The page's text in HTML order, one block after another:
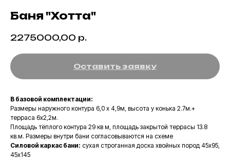
Баня "Хотта"
2275000,00 р.
Оставить заявку
В базовой комплектации:
Размеры наружного контура 6,0 х 4,9м, высота у конька 2.7м.+
терраса 6х2,2м.
Площадь тёплого контура 29 кв м, площадь закрытой террасы 13.8
кв.м. Размеры внутри бани согласовываются на схеме
Силовой каркас бани: сухая строганная доска хвойных пород 45х95,
45х145